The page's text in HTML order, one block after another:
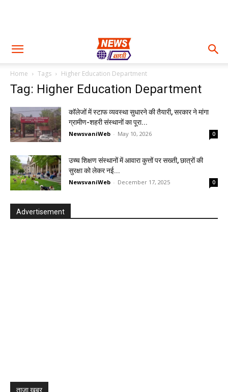
Home Tags Higher Education Department
Tag: Higher Education Department
कॉलेजों में स्टाफ व्यवस्था सुधारने की तैयारी, सरकार ने मांगा
ग्रामीण-शहरी संस्थानों का पूरा...
NewsvaniWeb - May 10, 2026 0
उच्च शिक्षण संस्थानों में आवारा कुत्तों पर सख्ती, छात्रों की
सुरक्षा को लेकर नई...
NewsvaniWeb - December 17, 2025 0
Advertisement
ताजा खबर